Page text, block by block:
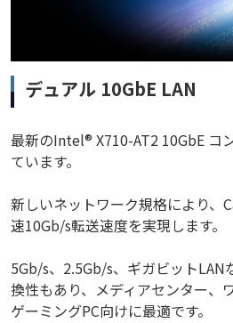
デュアル 10GbE LAN
最新のIntel® X710-AT2 10GbE コ
ています。
新しいネットワーク規格により、
速10Gb/s転送速度を実現します。
5Gb/s、2.5Gb/s、ギガビットLAN
換性もあり、メディアセンター、
ゲーミングPC向けに最適です。